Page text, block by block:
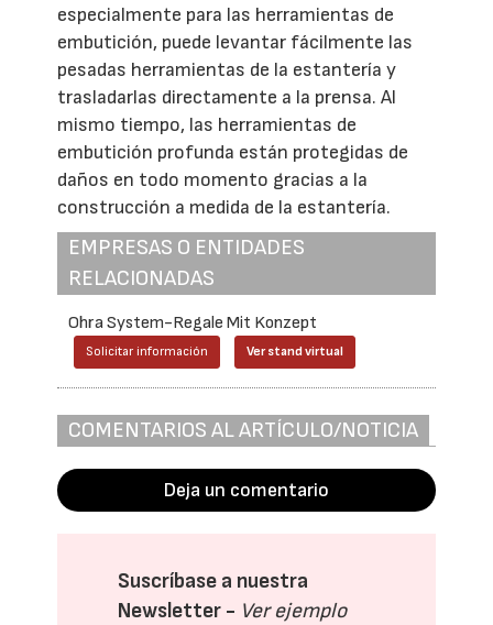
especialmente para las herramientas de
embutición, puede levantar fácilmente las
pesadas herramientas de la estantería y
trasladarlas directamente a la prensa. Al
mismo tiempo, las herramientas de
embutición profunda están protegidas de
daños en todo momento gracias a la
construcción a medida de la estantería.
EMPRESAS O ENTIDADES
RELACIONADAS
Ohra System-Regale Mit Konzept
Solicitar información Ver stand virtual
COMENTARIOS AL ARTÍCULO/NOTICIA
Deja un comentario
Suscríbase a nuestra
Newsletter - Ver ejemplo